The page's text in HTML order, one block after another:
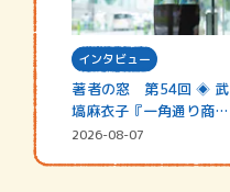
インタビュー
著者の窓 第54回 ◈ 武
塙麻衣子『一角通り商店
街の…
2026-08-07